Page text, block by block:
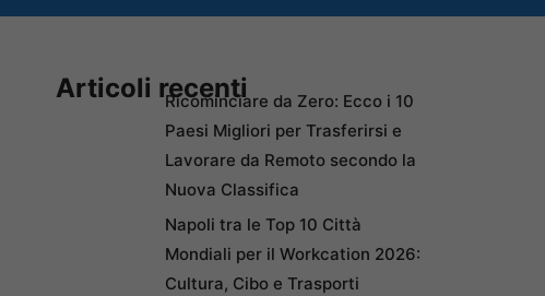
Articoli recentiRicominciare da Zero: Ecco i 10
Paesi Migliori per Trasferirsi e
Lavorare da Remoto secondo la
Nuova Classifica
Napoli tra le Top 10 Città
Mondiali per il Workcation 2026:
Cultura, Cibo e Trasporti